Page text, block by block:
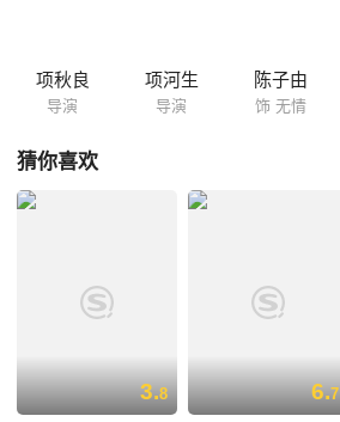
项秋良
导演
项河生
导演
陈子由
饰 无情
猜你喜欢
3.8 6.7